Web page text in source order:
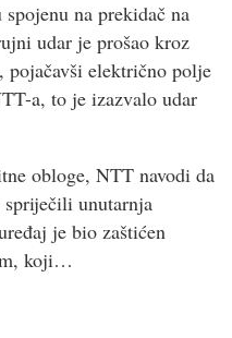
na prekidač na
udar je prošao kroz
električno polje
a, to je izazvalo udar
obloge, NTT navodi da
unutarnja
je bio zaštićen
koji…